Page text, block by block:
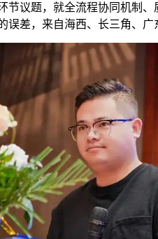
节议题，就全流程协同机制
误差，来自海西、长三角、